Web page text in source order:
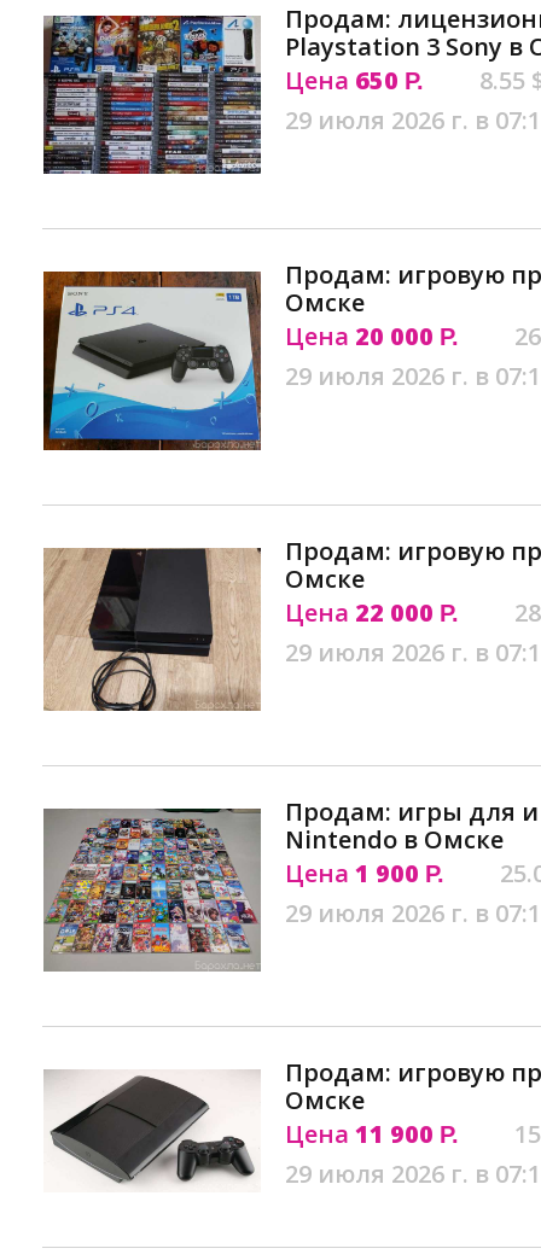
Продам:
Playstation 3 Sony в
Цена 650 Р.
8.55
29 июля 2026 г. в
Продам: игровую
Омске
Цена 20 000 Р.
29 июля 2026 г. в
Продам: игровую
Омске
Цена 22 000 Р.
29 июля 2026 г. в
Продам: игры для
Nintendo в Омске
Цена 1 900 Р.
29 июля 2026 г. в
Продам: игровую
Омске
Цена 11 900 Р.
29 июля 2026 г. в